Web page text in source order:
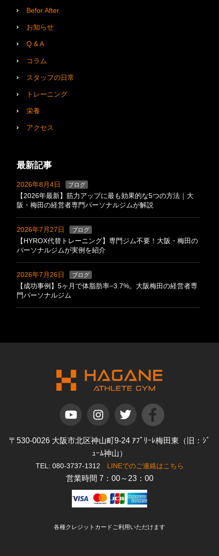
Befor After
お知らせ
Q & A
コラム
スタッフの日常
トレーニング
栄養
アクセス
最新記事
2026年8月4日 ブログ
【2026年最新】筋力アップに最も効果的な5つの方法｜大
阪・梅田の経営者専門パーソナルジムが解説
2026年7月27日 ブログ
【HYROX代替トレーニング】専門ジム不要！大阪・梅田の
パーソナルジムが実例を紹介
2026年7月26日 ブログ
【成功事例】5ヶ月で体脂肪率−3.7%。大阪梅田の経営者専
門パーソナルジム
〒530-0026 大阪市北区神山町9-24 ｱﾌﾟﾘｰﾚ梅田東（旧：ｼﾞ
ｭｰﾑ神山）
TEL: 080-3737-1312 LINEでのご連絡はこちら
営業時間 7：00～23：00
各種クレジットカードご利用いただけます